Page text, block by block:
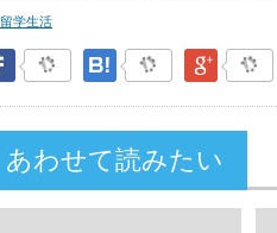
留学生活
Facebook はてなブックマーク
あわせて読みたい